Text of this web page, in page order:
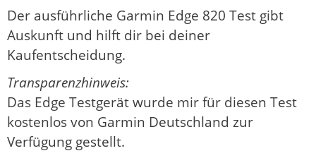
Der ausführliche Garmin Edge 820 Test gibt
Auskunft und hilft dir bei deiner
Kaufentscheidung.
Transparenzhinweis:
Das Edge Testgerät wurde mir für diesen Test
kostenlos von Garmin Deutschland zur
Verfügung gestellt.